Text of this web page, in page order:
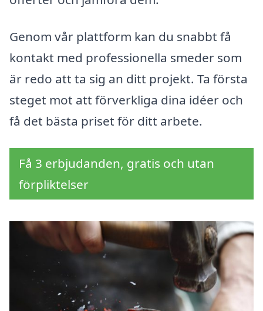
Genom vår plattform kan du snabbt få
kontakt med professionella smeder som
är redo att ta sig an ditt projekt. Ta första
steget mot att förverkliga dina idéer och
få det bästa priset för ditt arbete.
Få 3 erbjudanden, gratis och utan
förpliktelser